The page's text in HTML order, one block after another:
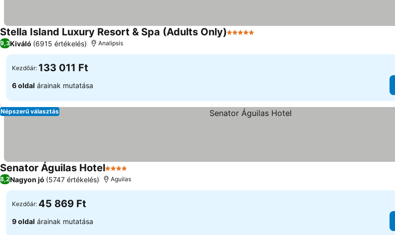
Stella Island Luxury Resort & Spa (Adults Only)5 Kategória
9,3Kiváló (6915 értékelés) Analipsis
Kezdőár: 133 011 Ft
6 oldal árainak mutatása
Népszerű választás
Senator Águilas Hotel4 Kategória
8,2Nagyon jó (5747 értékelés) Aguilas
Kezdőár: 45 869 Ft
9 oldal árainak mutatása